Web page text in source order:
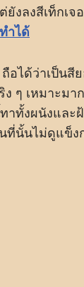
ยังลงสีเท็กเ
ำได้
ถือได้ว่าเป็น
ๆ เหมาะม
ทาทั้งผนังแล
ที่นั้นไม่ดูแข็